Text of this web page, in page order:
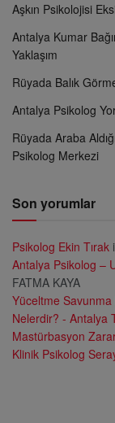
Aşkın Psikolojisi
Antalya Kumar
Yaklaşım
Rüyada Balık
Antalya Psikolog
Rüyada Araba
Psikolog Merkezi
Son yorumlar
Psikolog Ekin Tırak
Antalya Psikolog –
FATMA KAYA
Yüceltme Savunma
Nelerdir? - Antalya
Mastürbasyon
Klinik Psikolog